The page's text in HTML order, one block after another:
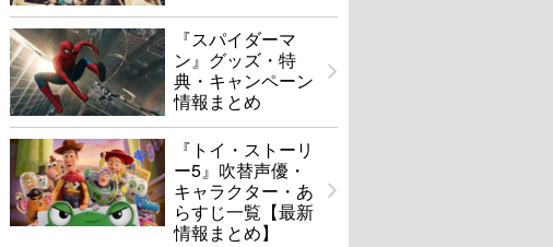
『スパイダーマ
ン』グッズ・特
典・キャンペーン
情報まとめ
『トイ・ストーリ
ー5』吹替声優・
キャラクター・あ
らすじ一覧【最新
情報まとめ】